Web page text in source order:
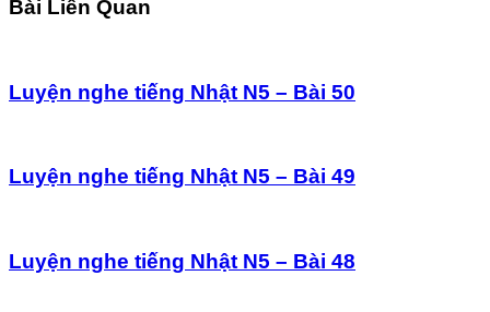
Bài Liên Quan
Luyện nghe tiếng Nhật N5 – Bài 50
Luyện nghe tiếng Nhật N5 – Bài 49
Luyện nghe tiếng Nhật N5 – Bài 48